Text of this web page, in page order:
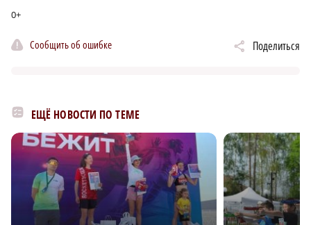
0+
Сообщить об ошибке Поделиться
ЕЩЁ НОВОСТИ ПО ТЕМЕ